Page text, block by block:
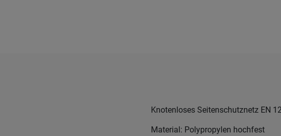
Knotenloses Seitenschutznetz EN
Material: Polypropylen hochfest